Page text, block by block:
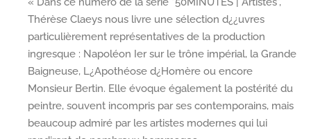
Thérèse Claeys nous livre une sélection d¿¿uvres
particulièrement représentatives de la production
ingresque : Napoléon Ier sur le trône impérial, la Grande
Baigneuse, L¿Apothéose d¿Homère ou encore
Monsieur Bertin. Elle évoque également la postérité du
peintre, souvent incompris par ses contemporains, mais
beaucoup admiré par les artistes modernes qui lui